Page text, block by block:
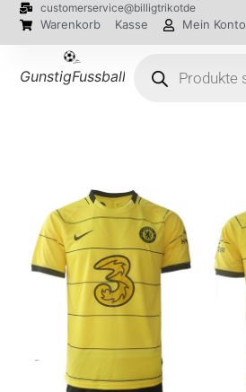
customerservice@billigtrikotde
Warenkorb Kasse Mein Konto
GunstigFussballTrikot